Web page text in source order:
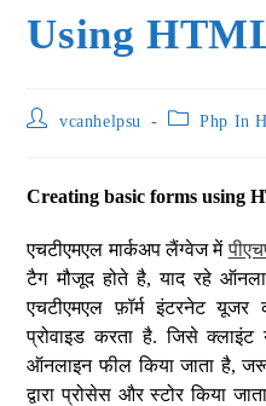
Using
vcanhelpsu Php In
Creating basic forms using
एचटीएमएल मार्कअप लैंग्वेज में
टैग मौजूद होते है, याद रहे
एचटीएमएल फ़ॉर्म इंटरनेट
प्रोवाइड करता है. जिसे क्लाइंट
ऑनलाइन फील किया जाता है,
द्वारा प्रोसेस और स्टोर किया